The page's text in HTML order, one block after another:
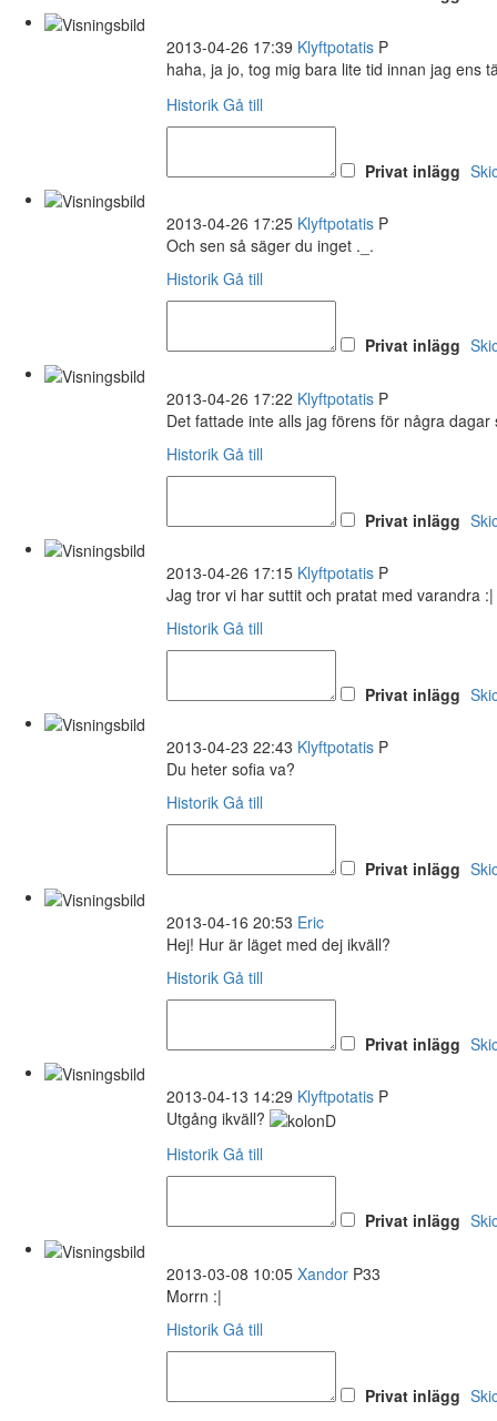
2013-04-26 17:39 Klyftpotatis P
haha, ja jo, tog mig bara lite tid innan jag ens
Historik Gå till
Privat inlägg
2013-04-26 17:25 Klyftpotatis P
Och sen så säger du inget ._.
Historik Gå till
Privat inlägg
2013-04-26 17:22 Klyftpotatis P
Det fattade inte alls jag förens för några dagar
Historik Gå till
Privat inlägg
2013-04-26 17:15 Klyftpotatis P
Jag tror vi har suttit och pratat med varandra
Historik Gå till
Privat inlägg
2013-04-23 22:43 Klyftpotatis P
Du heter sofia va?
Historik Gå till
Privat inlägg
2013-04-16 20:53 Eric
Hej! Hur är läget med dej ikväll?
Historik Gå till
Privat inlägg
2013-04-13 14:29 Klyftpotatis P
Utgång ikväll?
Historik Gå till
Privat inlägg
2013-03-08 10:05 Xandor P33
Morrn :|
Historik Gå till
Privat inlägg